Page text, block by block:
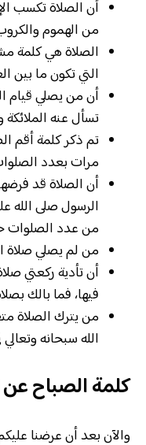
أن الصلاة تكسب
من الهموم
الصلاة هي كلمة
التي تكون ما بين
أن من يصلي قيام
تسأل عنه
تم ذكر كلمة أقم
مرات بعدد
أن الصلاة قد
الرسول صلى الله
من عدد
من لم يصلي صلاة
أن تأدية ركعتي
فيها، فما بالك
من يترك الصلاة
الله سبحانه
كلمة الصباح عن
والآن بعد أن عرضنا